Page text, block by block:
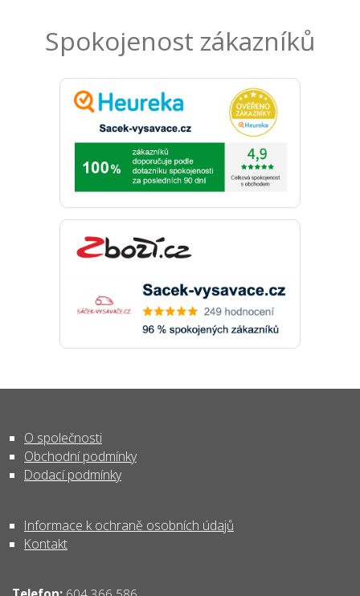
Spokojenost zákazníků
O společnosti
Obchodní podmínky
Dodací podmínky
Informace k ochraně osobních údajů
Kontakt